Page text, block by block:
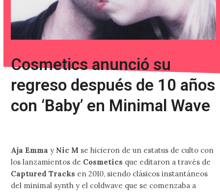
Cosmetics anunció su
regreso después de 10 años
con ‘Baby’ en Minimal Wave
Aja Emma y Nic M se hicieron de un estatus de culto con
los lanzamientos de Cosmetics que editaron a través de
Captured Tracks en 2010, siendo clásicos instantáneos
del minimal synth y el coldwave que se comenzaba a